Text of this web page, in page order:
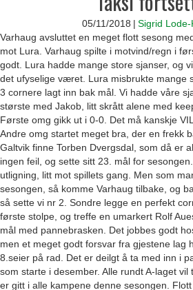
05/11/2018 | Sigrid Lode-
Varhaug avsluttet en meget flott sesong
mot Lura. Varhaug spilte i motvind/regn i
godt. Lura hadde mange store sjanser, og
det ufyselige været. Lura misbrukte mange
3 cornere lagt inn bak mål. Vi hadde våre
største med Jakob, litt skrått alene med
Første omg gikk ut i 0-0. Det må kanskje
Andre omg startet meget bra, der en frekk
Galtvik finne Torben Dvergsdal, som då er
ingen feil, og sette sitt 23. mål for
utligning, litt mot spillets gang. Men som
sesongen, så komme Varhaug tilbake, og
så sette vi nr 2. Sondre legge en perfekt
første stolpe, og treffe en umarkert Rolf
mål med pannebrasken. Det jobbes godt
men et meget godt forsvar fra gjestene lag
8.seier på rad. Det er deilgt å ta med inn i
som starte i desember. Alle rundt A-laget
er gitt i alle kampene denne sesongen.